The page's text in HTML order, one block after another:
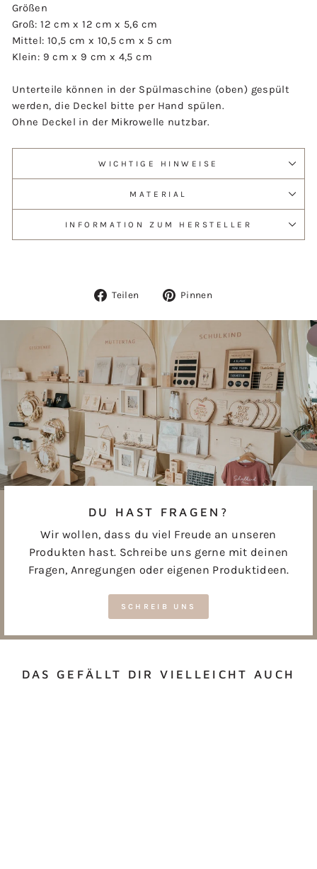
Größen
Groß: 12 cm x 12 cm x 5,6 cm
Mittel: 10,5 cm x 10,5 cm x 5 cm
Klein: 9 cm x 9 cm x 4,5 cm
Unterteile können in der Spülmaschine (oben) gespült
werden, die Deckel bitte per Hand spülen.
Ohne Deckel in der Mikrowelle nutzbar.
WICHTIGE HINWEISE
MATERIAL
INFORMATION ZUM HERSTELLER
Teilen
Auf
Pinnen
DU HAST FRAGEN?
Wir wollen, dass du viel Freude an unseren
Produkten hast. Schreibe uns gerne mit deinen
Fragen, Anregungen oder eigenen Produktideen.
SCHREIB UNS
DAS GEFÄLLT DIR VIELLEICHT AUCH